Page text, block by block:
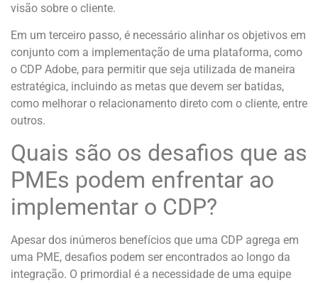
visão sobre o cliente.
Em um terceiro passo, é necessário alinhar os objetivos em
conjunto com a implementação de uma plataforma, como
o CDP Adobe, para permitir que seja utilizada de maneira
estratégica, incluindo as metas que devem ser batidas,
como melhorar o relacionamento direto com o cliente, entre
outros.
Quais são os desafios que as
PMEs podem enfrentar ao
implementar o CDP?
Apesar dos inúmeros benefícios que uma CDP agrega em
uma PME, desafios podem ser encontrados ao longo da
integração. O primordial é a necessidade de uma equipe